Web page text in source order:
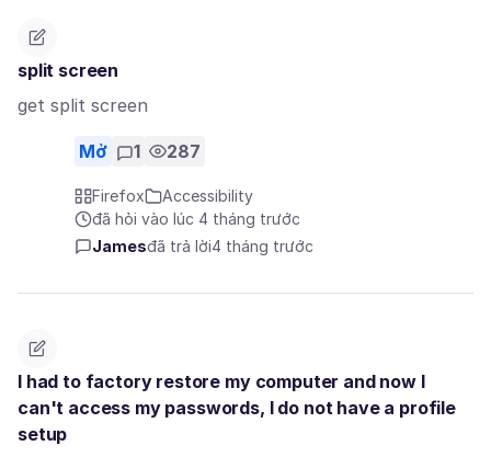
split screen
get split screen
Mở 1 287
Firefox
Accessibility
đã hỏi vào lúc 4 tháng trước
Jamesđã trả lời4 tháng trước
I had to factory restore my computer and now I
can't access my passwords, I do not have a profile
setup